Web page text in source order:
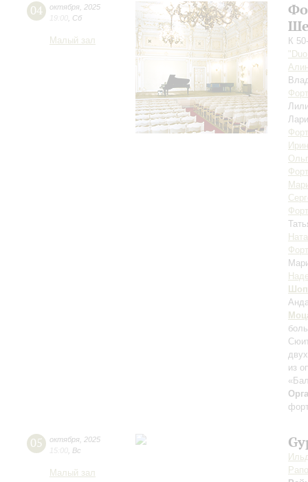
04 октября 2025
19:00 Сб
Малый зал
К
из
05 октября 2025
15:00 Вс
Малый зал